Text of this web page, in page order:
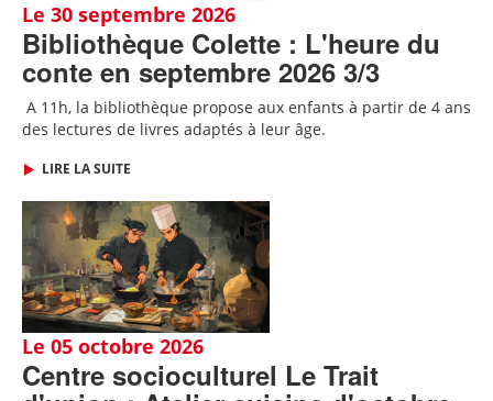
Le 30 septembre 2026
Bibliothèque Colette : L'heure du
conte en septembre 2026 3/3
A 11h, la bibliothèque propose aux enfants à partir de 4 ans
des lectures de livres adaptés à leur âge.
LIRE LA SUITE
Le 05 octobre 2026
Centre socioculturel Le Trait